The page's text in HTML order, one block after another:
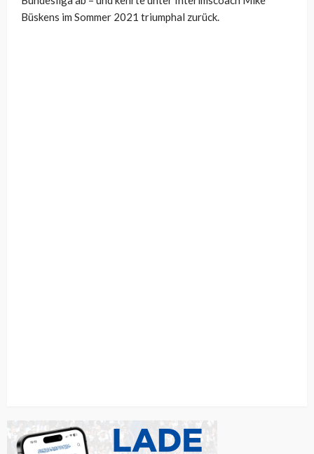
Büskens im Sommer 2021 triumphal zurück.